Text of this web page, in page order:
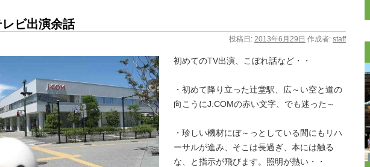
レビ出演余話
投稿日: 2013年6月29日 作成者: staff
初めてのTV出演、こぼれ話など・・
・初めて降り立った辻堂駅、広～い空と道の
向こうにJ:COMの赤い文字、でも迷った～
・珍しい機材にぼ～っとしている間にもリハ
ーサルが進み、そこは長過ぎ、本には触る
な、と指示が飛びます。照明が熱い・・